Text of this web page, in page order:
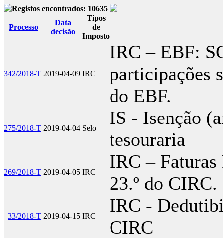
Registos encontrados: 10635
Processo
Data
decisão
Tipos
de
Imposto
342/2018-T 2019-04-09 IRC
IRC – EBF:
participações
do EBF.
275/2018-T 2019-04-04 Selo
IS - Isenção
tesouraria
269/2018-T 2019-04-05 IRC
IRC – Faturas
23.º do CIRC.
33/2018-T 2019-04-15 IRC
IRC -
CIRC